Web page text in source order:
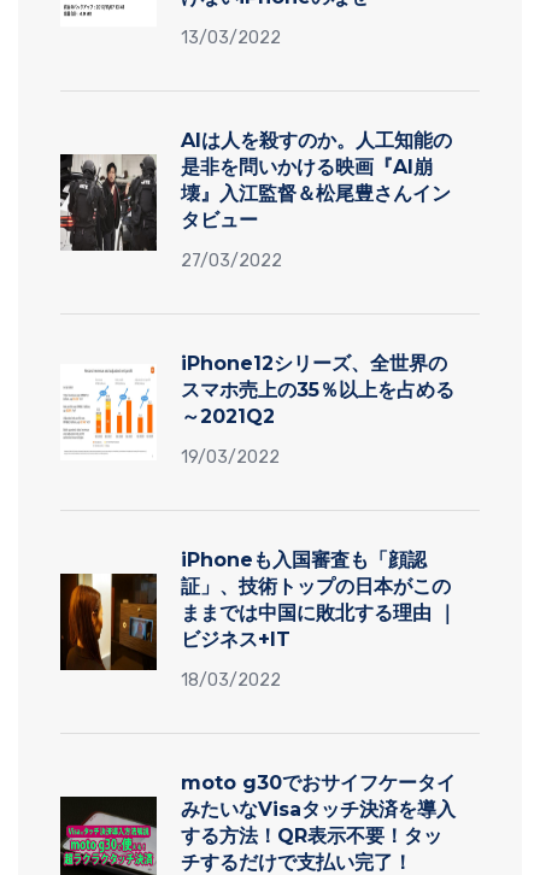
13/03/2022
AIは人を殺すのか。人工知能の
是非を問いかける映画『AI崩
壊』入江監督＆松尾豊さんイン
タビュー
27/03/2022
iPhone12シリーズ、全世界の
スマホ売上の35％以上を占める
～2021Q2
19/03/2022
iPhoneも入国審査も「顔認
証」、技術トップの日本がこの
ままでは中国に敗北する理由 ｜
ビジネス+IT
18/03/2022
moto g30でおサイフケータイ
みたいなVisaタッチ決済を導入
する方法！QR表示不要！タッ
チするだけで支払い完了！